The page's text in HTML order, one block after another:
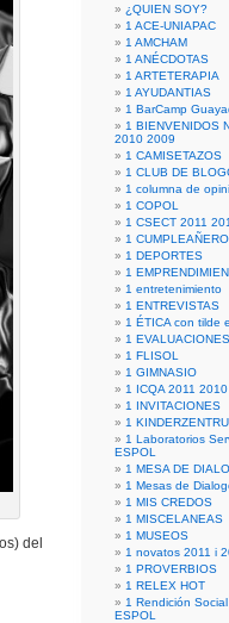
del
¿QUIEN SOY?
1 ACE-UNIAPAC
1 AMCHAM
1 ANÉCDOTAS
1 ARTETERAPIA
1 AYUDANTIAS
1 BarCamp
1 BIENVENIDOS
2010 2009
1 CAMISETAZOS
1 CLUB DE
1 columna de
1 COPOL
1 CSECT 2011
1
1 DEPORTES
1
1 entretenimiento
1 ENTREVISTAS
1 ÉTICA con tilde
1 EVALUACIONES
1 FLISOL
1 GIMNASIO
1 ICQA 2011 2010
1 INVITACIONES
1
1 Laboratorios
ESPOL
1 MESA DE
1 Mesas de
1 MIS CREDOS
1 MISCELANEAS
1 MUSEOS
1 novatos 2011 i
1 PROVERBIOS
1 RELEX HOT
1 Rendición
ESPOL